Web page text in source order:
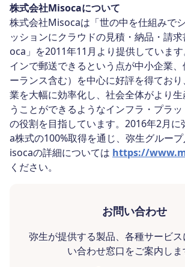
株式会社Misocaについて
株式会社Misocaは「世の中を仕組みで
ッションにクラウドの見積・納品・請
oca」を2011年11月より提供していま
インで郵送できるという点が中小企業
ーランス含む）を中心に好評を得てお
業を大幅に効率化し、社会全体がより
うことができるようなインフラ・プラ
の役割を目指しています。2016年2月
a株式の100%取得を通じ、弥生グルー
isocaの詳細については https://
ください。
お問い合わせ
弥生が提供する製品、各種サービ
い合わせ窓口をご案内しま